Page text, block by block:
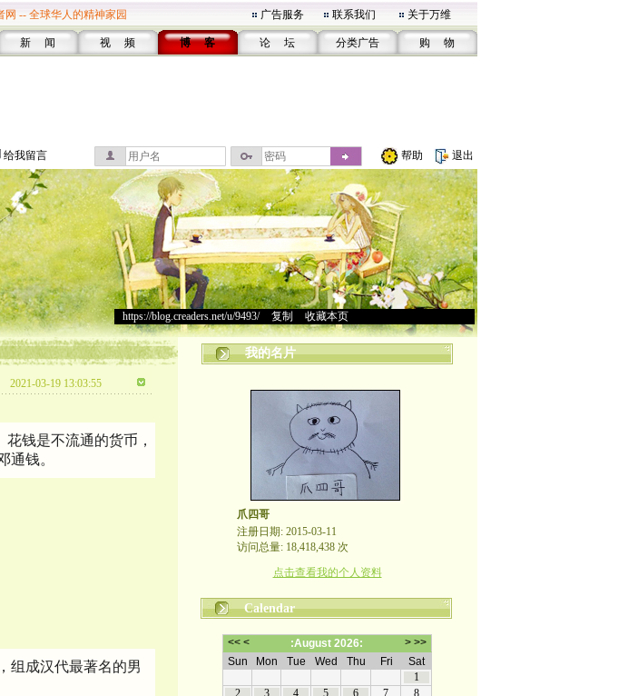
网 -- 全球华人的精神家园 广告服务 联系我们 关于万维
新 闻 视 频 博 客 论 坛 分类广告 购 物
给我留言 帮助 退出
https://blog.creaders.net/u/9493/> 复制 收藏本页
2021-03-19 13:03:55
花钱是不流通的货币，
通钱。
组成汉代最著名的男
我的名片
爪四哥
注册日期: 2015-03-11
访问总量: 18,418,438 次
点击查看我的个人资料
Calendar